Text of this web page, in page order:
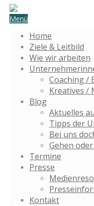
Menü
Home
Ziele & Leitbild
Wie wir arbeiten
Coaching /
Kreatives /
Blog
Aktuelles
Tipps der
Bei uns
Gehen
Termine
Presse
Kontakt